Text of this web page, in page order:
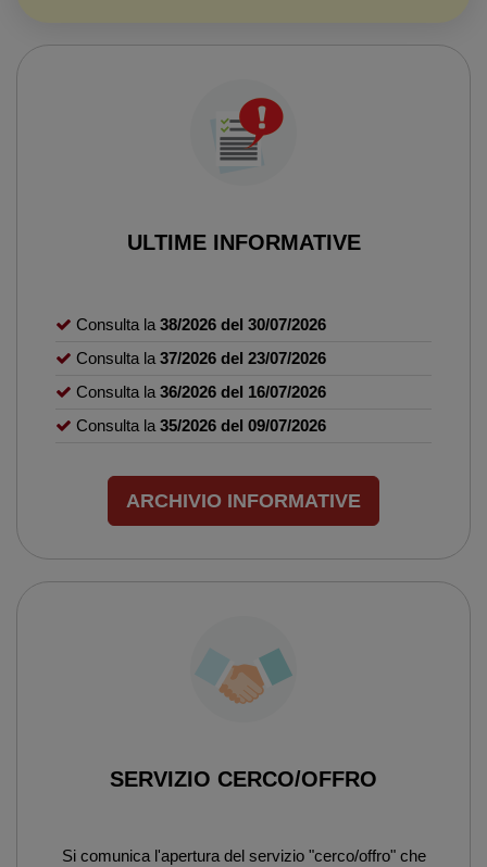
ULTIME INFORMATIVE
Consulta la38/2026 del 30/07/2026
Consulta la37/2026 del 23/07/2026
Consulta la36/2026 del 16/07/2026
Consulta la35/2026 del 09/07/2026
ARCHIVIO INFORMATIVE
SERVIZIO CERCO/OFFRO
Si comunica l'apertura del servizio "cerco/offro" che